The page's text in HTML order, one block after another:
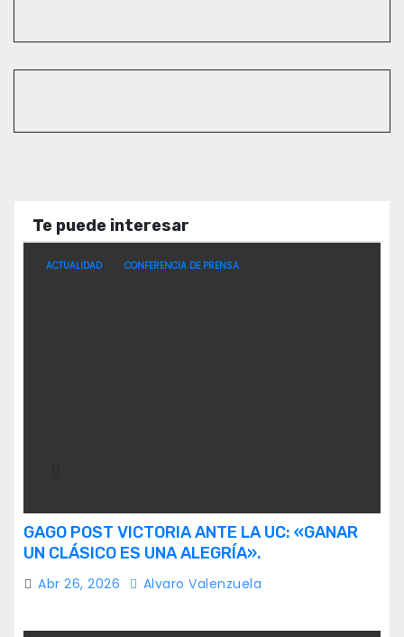
Te puede interesar
ACTUALIDAD CONFERENCIA DE PRENSA
GAGO POST VICTORIA ANTE LA UC: «GANAR
UN CLÁSICO ES UNA ALEGRÍA».
Abr 26, 2026 Alvaro Valenzuela